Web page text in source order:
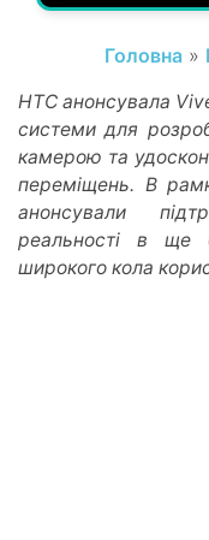
Головна»
HTC анонсувала
системи для
камерою та
переміщень. В
анонсували
реальності в ще
широкого кола